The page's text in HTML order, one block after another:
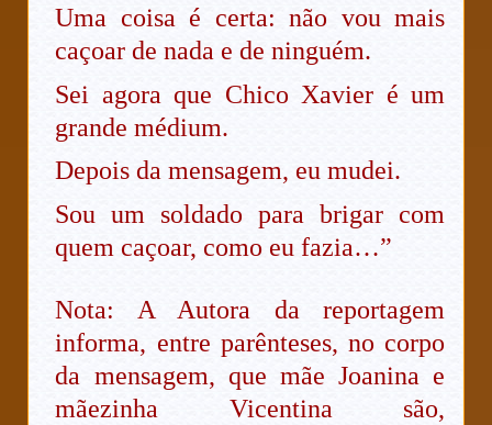
Uma coisa é certa: não vou mais
caçoar de nada e de ninguém.
Sei agora que Chico Xavier é um
grande médium.
Depois da mensagem, eu mudei.
Sou um soldado para brigar com
quem caçoar, como eu fazia…”
Nota: A Autora da reportagem
informa, entre parênteses, no corpo
da mensagem, que mãe Joanina e
mãezinha Vicentina são,